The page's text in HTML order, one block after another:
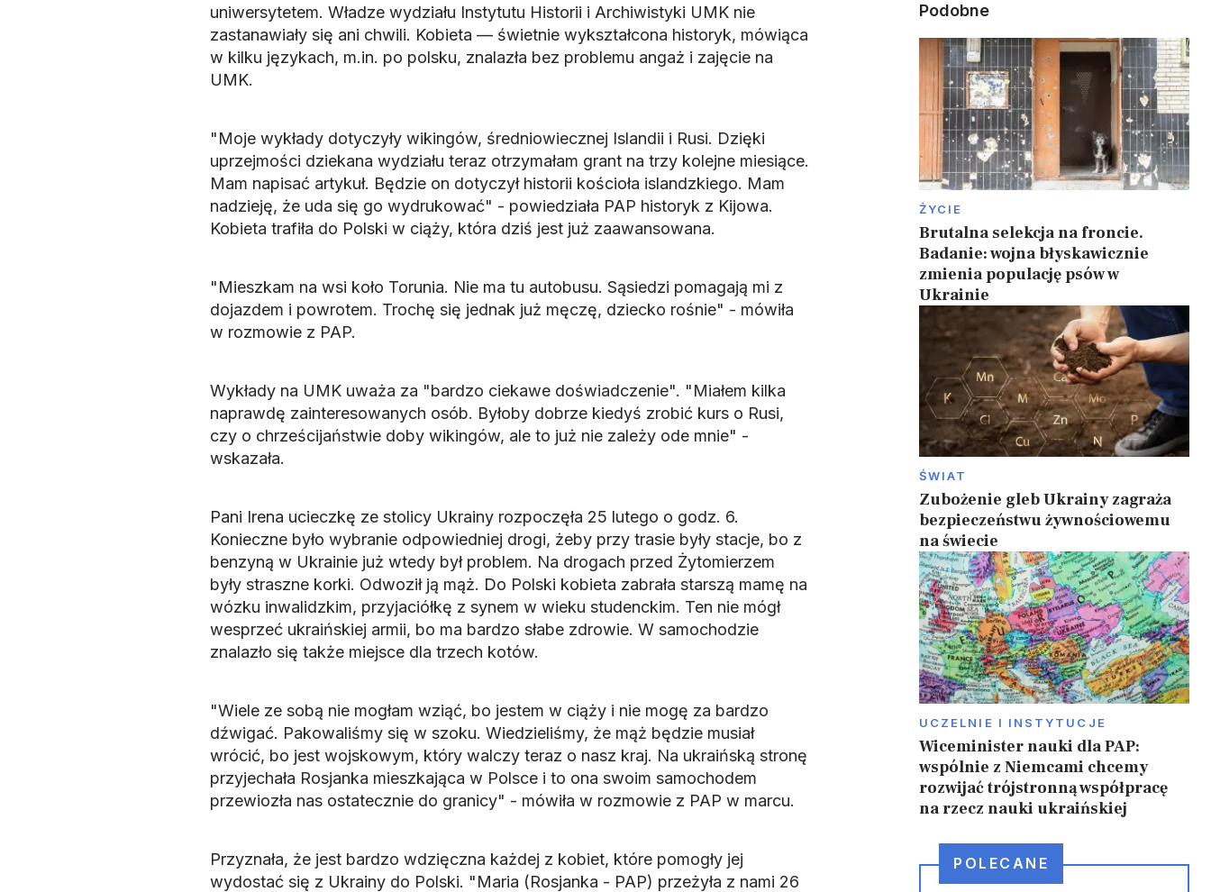
uniwersytetem. Władze wydziału Instytutu Historii i Archiwistyki UMK nie
zastanawiały się ani chwili. Kobieta — świetnie wykształcona historyk, mówiąca
w kilku językach, m.in. po polsku, znalazła bez problemu angaż i zajęcie na
UMK.
"Moje wykłady dotyczyły wikingów, średniowiecznej Islandii i Rusi. Dzięki
uprzejmości dziekana wydziału teraz otrzymałam grant na trzy kolejne miesiące.
Mam napisać artykuł. Będzie on dotyczył historii kościoła islandzkiego. Mam
nadzieję, że uda się go wydrukować" - powiedziała PAP historyk z Kijowa.
Kobieta trafiła do Polski w ciąży, która dziś jest już zaawansowana.
"Mieszkam na wsi koło Torunia. Nie ma tu autobusu. Sąsiedzi pomagają mi z
dojazdem i powrotem. Trochę się jednak już męczę, dziecko rośnie" - mówiła
w rozmowie z PAP.
Wykłady na UMK uważa za "bardzo ciekawe doświadczenie". "Miałem kilka
naprawdę zainteresowanych osób. Byłoby dobrze kiedyś zrobić kurs o Rusi,
czy o chrześcijaństwie doby wikingów, ale to już nie zależy ode mnie" -
wskazała.
Pani Irena ucieczkę ze stolicy Ukrainy rozpoczęła 25 lutego o godz. 6.
Konieczne było wybranie odpowiedniej drogi, żeby przy trasie były stacje, bo z
benzyną w Ukrainie już wtedy był problem. Na drogach przed Żytomierzem
były straszne korki. Odwoził ją mąż. Do Polski kobieta zabrała starszą mamę na
wózku inwalidzkim, przyjaciółkę z synem w wieku studenckim. Ten nie mógł
wesprzeć ukraińskiej armii, bo ma bardzo słabe zdrowie. W samochodzie
znalazło się także miejsce dla trzech kotów.
"Wiele ze sobą nie mogłam wziąć, bo jestem w ciąży i nie mogę za bardzo
dźwigać. Pakowaliśmy się w szoku. Wiedzieliśmy, że mąż będzie musiał
wrócić, bo jest wojskowym, który walczy teraz o nasz kraj. Na ukraińską stronę
przyjechała Rosjanka mieszkająca w Polsce i to ona swoim samochodem
przewiozła nas ostatecznie do granicy" - mówiła w rozmowie z PAP w marcu.
Przyznała, że jest bardzo wdzięczna każdej z kobiet, które pomogły jej
wydostać się z Ukrainy do Polski. "Maria (Rosjanka - PAP) przeżyła z nami 26
Podobne
ŻYCIE
Brutalna selekcja na froncie.
Badanie: wojna błyskawicznie
zmienia populację psów w
Ukrainie
ŚWIAT
Zubożenie gleb Ukrainy zagraża
bezpieczeństwu żywnościowemu
na świecie
UCZELNIE I INSTYTUCJE
Wiceminister nauki dla PAP:
wspólnie z Niemcami chcemy
rozwijać trójstronną współpracę
na rzecz nauki ukraińskiej
POLECANE